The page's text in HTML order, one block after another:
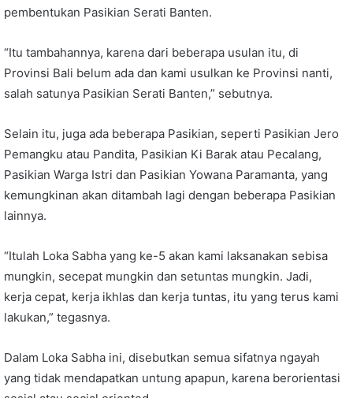
pembentukan Pasikian Serati Banten.
“Itu tambahannya, karena dari beberapa usulan itu, di
Provinsi Bali belum ada dan kami usulkan ke Provinsi nanti,
salah satunya Pasikian Serati Banten,” sebutnya.
Selain itu, juga ada beberapa Pasikian, seperti Pasikian Jero
Pemangku atau Pandita, Pasikian Ki Barak atau Pecalang,
Pasikian Warga Istri dan Pasikian Yowana Paramanta, yang
kemungkinan akan ditambah lagi dengan beberapa Pasikian
lainnya.
“Itulah Loka Sabha yang ke-5 akan kami laksanakan sebisa
mungkin, secepat mungkin dan setuntas mungkin. Jadi,
kerja cepat, kerja ikhlas dan kerja tuntas, itu yang terus kami
lakukan,” tegasnya.
Dalam Loka Sabha ini, disebutkan semua sifatnya ngayah
yang tidak mendapatkan untung apapun, karena berorientasi